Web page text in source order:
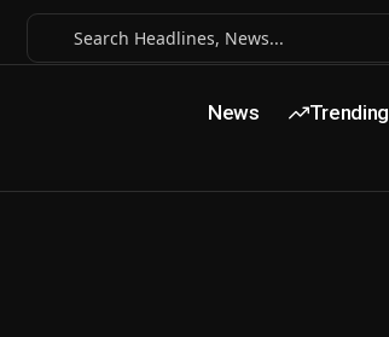
News Trending